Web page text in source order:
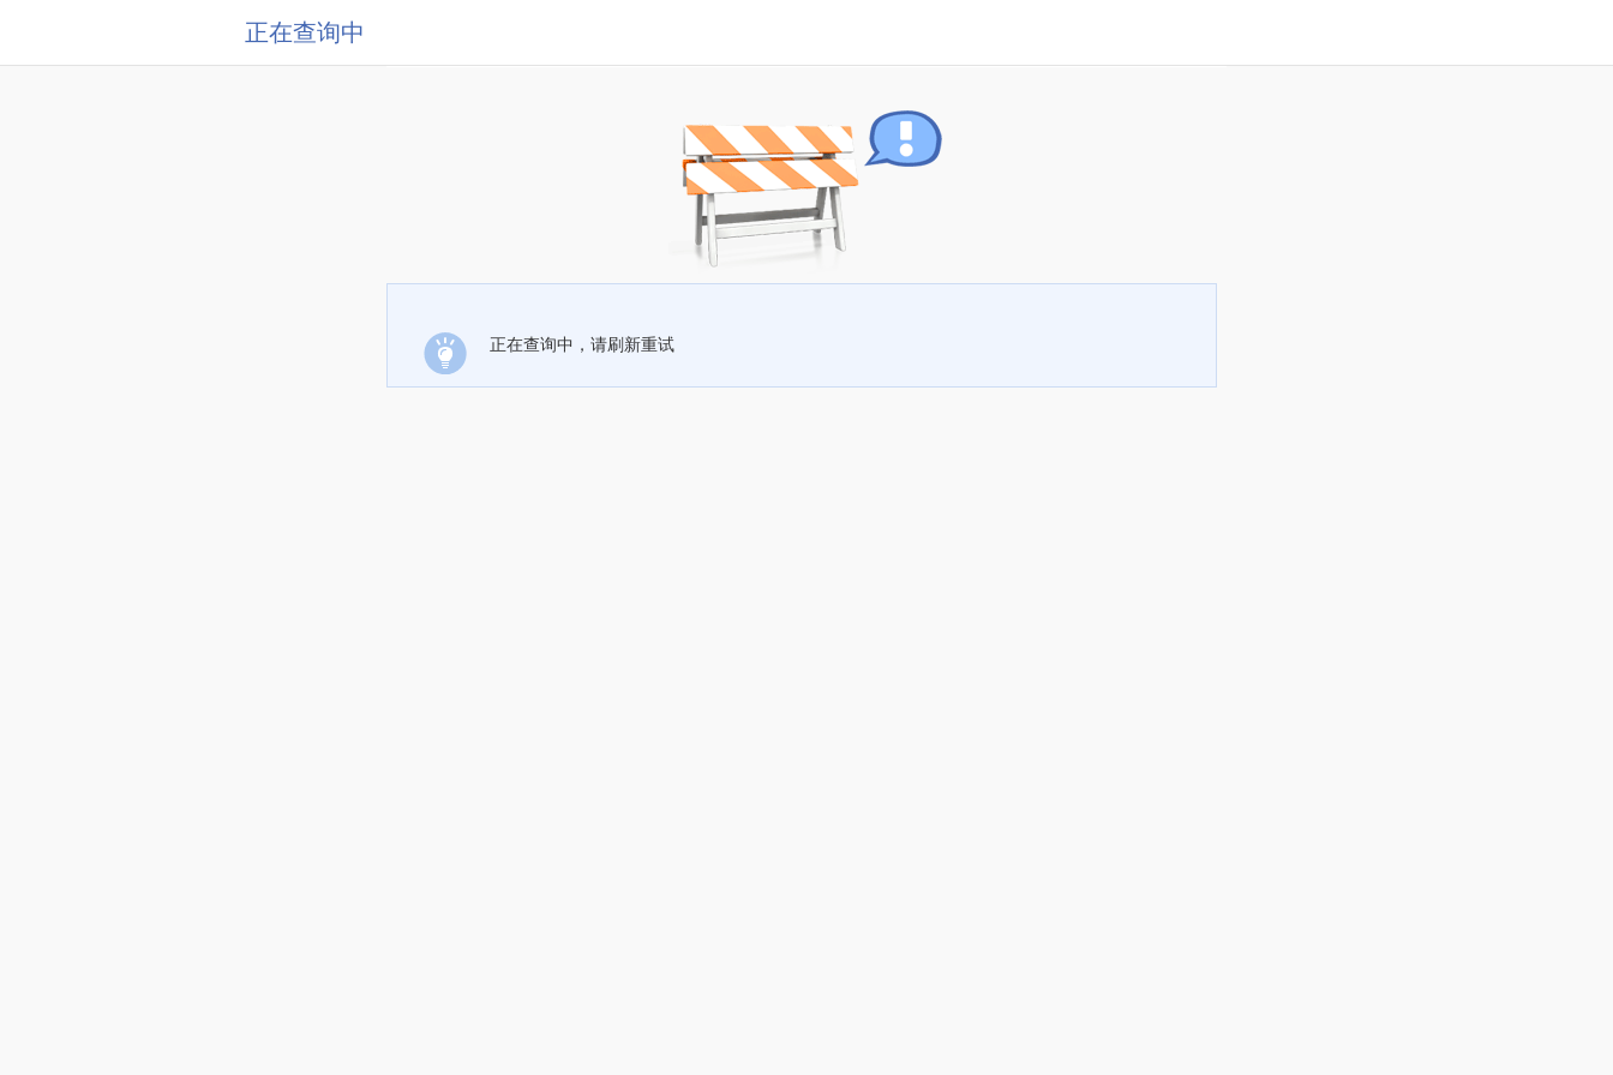
正在查询中
正在查询中，请刷新重试